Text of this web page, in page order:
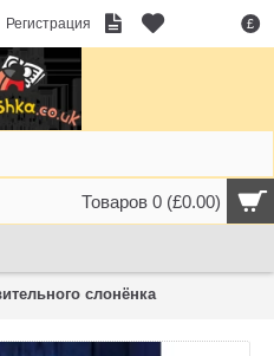
£
Регистрация
Товаров 0 (£0.00)
слонёнка